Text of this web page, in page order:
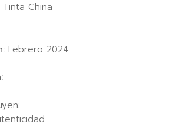
China
Febrero 2024